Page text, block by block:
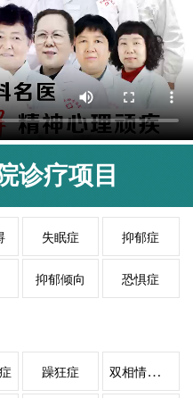
诊疗项目
失眠症 抑郁症
抑郁倾向 恐惧症
躁狂症 双相情感障碍